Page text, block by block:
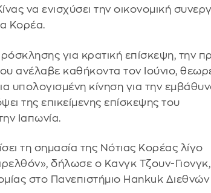
να ενισχύσει την οικονομική
Κορέα.
για κρατική επίσκεψη, την
ανέλαβε καθήκοντα τον Ιούνιο,
υπολογισμένη κίνηση για την
της επικείμενης επίσκεψης του
Ιαπωνία.
τη σημασία της Νότιας Κορέας λίγο
δήλωσε ο Κανγκ Τζουν-Γιονγκ,
στο Πανεπιστήμιο Hankuk Διεθνών